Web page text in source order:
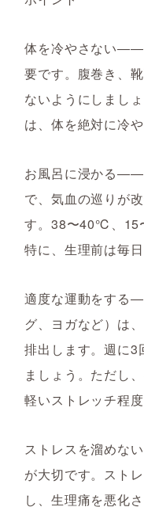
体を冷やさない――
要です。腹巻き、
ないようにしまし
は、体を絶対に冷
お風呂に浸かる――
で、気血の巡りが
す。38〜40℃、15
特に、生理前は毎
適度な運動をする
グ、ヨガなど）は
排出します。週に3
ましょう。ただし
軽いストレッチ程度
ストレスを溜めな
が大切です。スト
し、生理痛を悪化